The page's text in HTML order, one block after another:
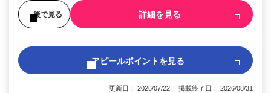
後で見る 詳細を見る
アピールポイントを見る
更新日： 2026/07/22 掲載終了日： 2026/08/31